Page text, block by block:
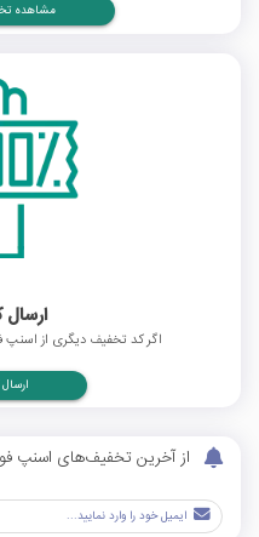
مشاهده
اگر کد تخفیف دیگری از اسنپ
از آخرین تخفیف‌های اسنپ